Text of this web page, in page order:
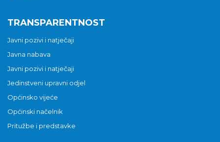
TRANSPARENTNOST
Javni pozivi i natječaji
Javna nabava
Javni pozivi i natječaji
Jedinstveni upravni odjel
Općinsko vijeće
Općinski načelnik
Pritužbe i predstavke